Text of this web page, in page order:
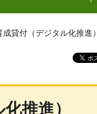
貸付（デジタル化推進）
推進）